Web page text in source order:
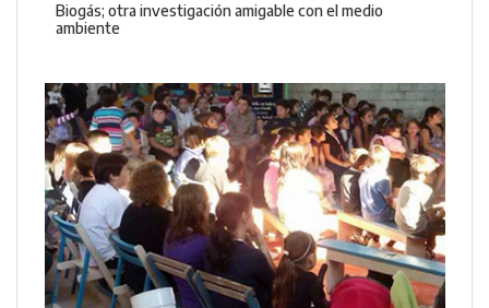
Biogás; otra investigación amigable con el medio
ambiente